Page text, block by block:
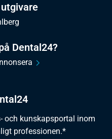
och kunskapsportal inom
professionen.*
Dental24?